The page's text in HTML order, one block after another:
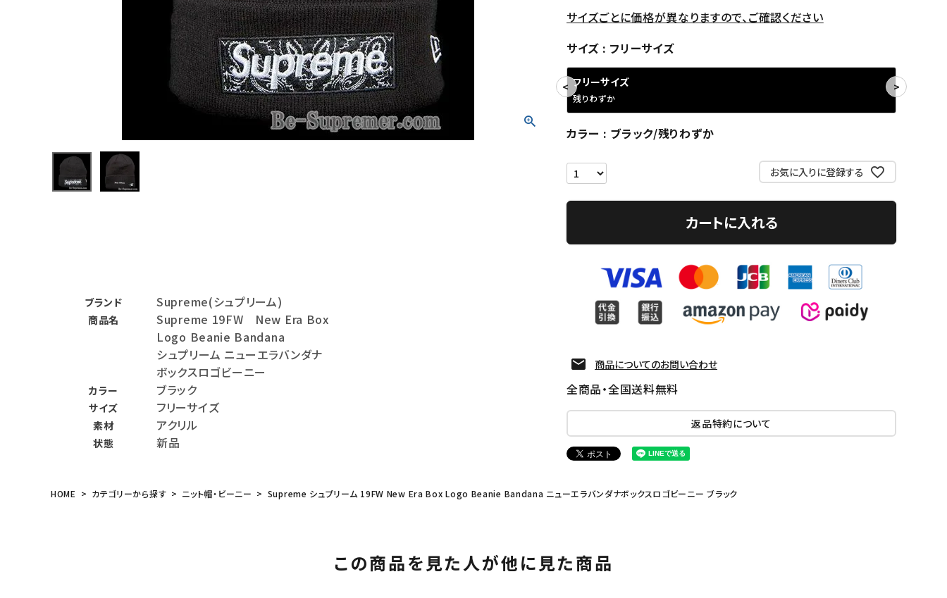
キャップ・ハット
パンツ・ショーツ
ようこそ ゲスト 様
ブランド Supreme(シュプリーム)
商品名
Supreme 19FW New Era Box
Logo Beanie Bandana
シュプリーム ニューエラバンダナ
ボックスロゴビーニー
カラー ブラック
サイズ フリーサイズ
素材 アクリル
状態 新品
サイズごとに価格が異なりますので、ご確認ください
サイズ
フリーサイズ
フリーサイズ
残りわずか
カラー ブラック/残りわずか
お気に入りに登録する
カートに入れる
商品についてのお問い合わせ
全商品・全国送料無料
返品特約について
HOME カテゴリーから探す ニット帽・ビーニー Supreme シュプリーム 19FW New Era Box Logo Beanie Bandana ニューエラバンダナボックスロゴビーニー ブラック
この商品を見た人が他に見た商品